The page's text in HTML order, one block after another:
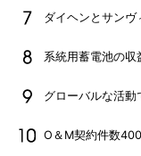
ダイヘンとサン
系統用蓄電池の
グローバルな活
O＆M契約件数